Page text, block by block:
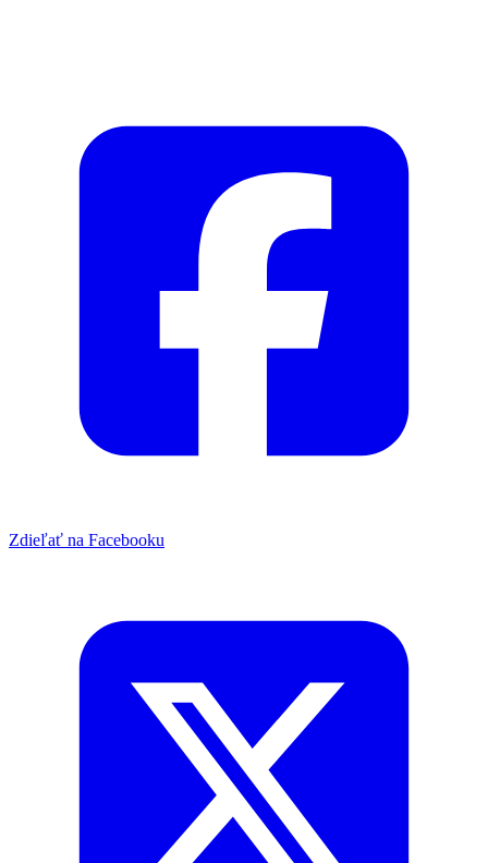
Zdieľať na Facebooku